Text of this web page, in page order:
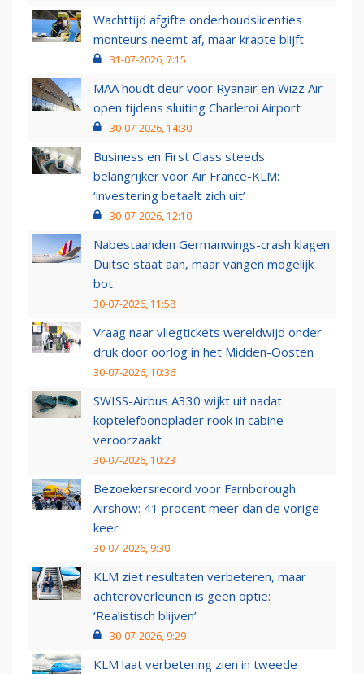
Wachttijd afgifte onderhoudslicenties
monteurs neemt af, maar krapte blijft
31-07-2026, 7:15
MAA houdt deur voor Ryanair en Wizz Air
open tijdens sluiting Charleroi Airport
30-07-2026, 14:30
Business en First Class steeds
belangrijker voor Air France-KLM:
‘investering betaalt zich uit’
30-07-2026, 12:10
Nabestaanden Germanwings-crash klagen
Duitse staat aan, maar vangen mogelijk
bot
30-07-2026, 11:58
Vraag naar vliegtickets wereldwijd onder
druk door oorlog in het Midden-Oosten
30-07-2026, 10:36
SWISS-Airbus A330 wijkt uit nadat
koptelefoonoplader rook in cabine
veroorzaakt
30-07-2026, 10:23
Bezoekersrecord voor Farnborough
Airshow: 41 procent meer dan de vorige
keer
30-07-2026, 9:30
KLM ziet resultaten verbeteren, maar
achteroverleunen is geen optie:
‘Realistisch blijven’
30-07-2026, 9:29
KLM laat verbetering zien in tweede